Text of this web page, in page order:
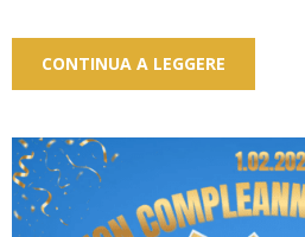
CONTINUA A LEGGERE